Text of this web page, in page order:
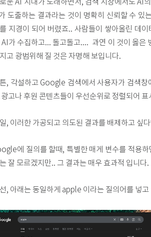
운 AI 시대가 도래하면서, 검색 시장에서도 AI
도출하는 결과라는 것이 명확히 신뢰할 수 있
지경이 되어 버렸죠.. 사람들이 쌓아올린 데
AI가 수집하고... 돌고돌고.... 과연 이 것이 옳은
고 광범위해 질 것은 자명해 보입니다.
, 각설하고 Google 검색에서 사용자가 검색
광고나 후원 콘텐츠들이 우선순위로 정렬되어 표
, 이러한 가공되고 의도된 결과를 배제하고 싶
에 질의를 할때, 특별한 매게 변수를 적용
잘 모르겠지만.. 그 결과는 매우 효과적 입니다.
, 아래는 동일하게 apple 이라는 질의어를 넣